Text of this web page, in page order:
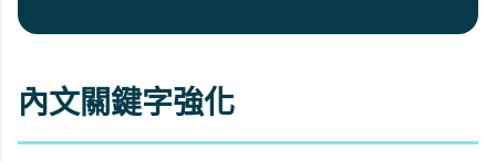
內文關鍵字強化